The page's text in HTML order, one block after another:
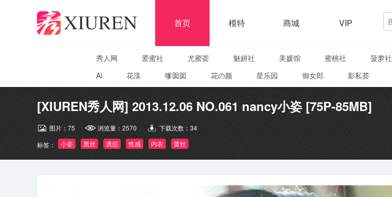
首页 模特 商城 VIP
秀人网 爱蜜社 尤蜜荟 魅妍社 美媛馆 蜜桃社 菠萝社
Ai
花漾 嗲囡囡 花の颜 星乐园 御女郎 影私荟
[XIUREN秀人网] 2013.12.06 NO.061 nancy小姿 [75P-85MB]
图片： 75 浏览量： 2570 下载次数： 34
标签：
小姿 黑丝 诱惑 性感 内衣 蕾丝